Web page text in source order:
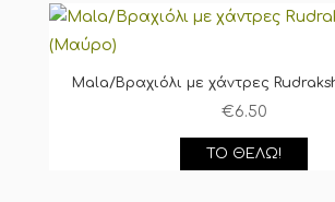
Mala/Βραχιόλι με χάντρες
€6.50
ΤΟ ΘΈΛΩ!